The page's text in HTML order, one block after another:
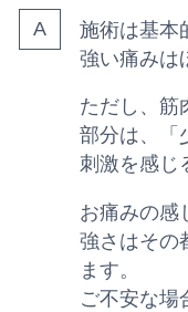
施術は基本
強い痛みは
ただし、筋
部分は、「
刺激を感じ
お痛みの感
強さはその
ます。
ご不安な場